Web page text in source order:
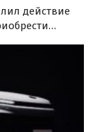
действие